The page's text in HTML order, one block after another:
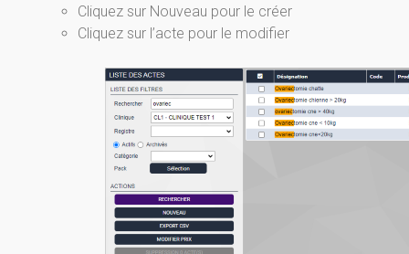
Cliquez sur Nouveau pour le créer
Cliquez sur l’acte pour le modifier